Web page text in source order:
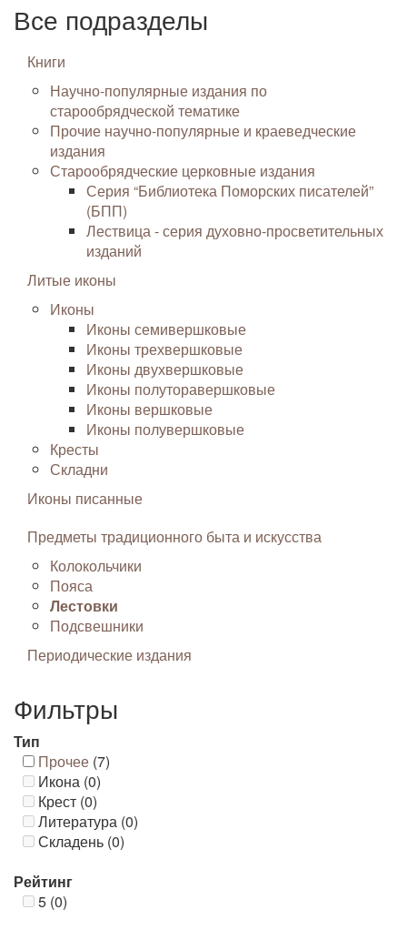
Все подразделы
Книги
Научно-популярные издания по
старообрядческой тематике
Прочие научно-популярные и краеведческие
издания
Старообрядческие церковные издания
Серия “Библиотека Поморских писателей”
(БПП)
Лествица - серия духовно-просветительных
изданий
Литые иконы
Иконы
Иконы семивершковые
Иконы трехвершковые
Иконы двухвершковые
Иконы полуторавершковые
Иконы вершковые
Иконы полувершковые
Кресты
Складни
Иконы писанные
Предметы традиционного быта и искусства
Колокольчики
Пояса
Лестовки
Подсвешники
Периодические издания
Фильтры
Тип
Прочее (7)
Икона (0)
Крест (0)
Литература (0)
Складень (0)
Рейтинг
5 (0)